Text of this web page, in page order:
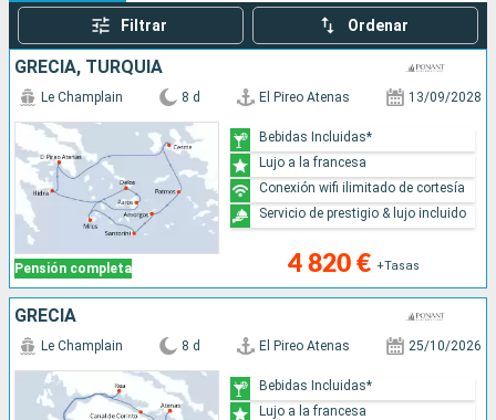
Filtrar Ordenar
GRECIA, TURQUÍA
Pensión completa
Le Champlain 8 d El Pireo Atenas 13/09/2028
4 820 € +Tasas
Bebidas Incluidas*
Lujo a la francesa
Conexión wifi ilimitado de cortesía
Servicio de prestigio & lujo incluido
GRECIA
Le Champlain 8 d El Pireo Atenas 25/10/2026
Bebidas Incluidas*
Lujo a la francesa